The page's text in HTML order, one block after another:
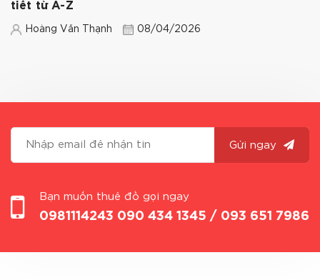
tiết từ A-Z
Hoàng Văn Thạnh 08/04/2026
Gửi ngay
Bạn muốn thuê đồ gọi ngay
0981114243 090 434 1345 / 093 651 7986